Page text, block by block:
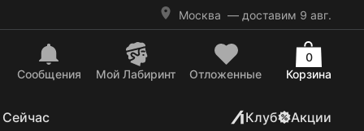
Москва — доставим 9 авг.
Сообщения Mой Лабиринт Отложенные Корзина
0
Клуб Акции